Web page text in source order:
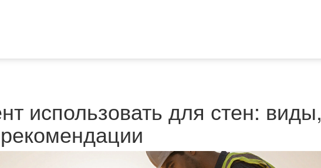
использовать для стен: виды,